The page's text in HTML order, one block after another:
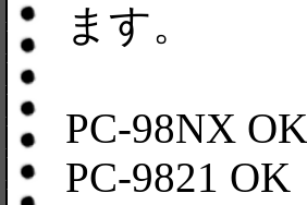
ます。
PC-98NX OK
PC-9821 OK